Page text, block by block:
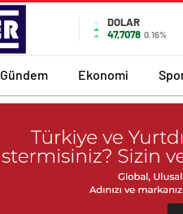
DOLAR
47,7078 0.16%
Gündem Ekonomi